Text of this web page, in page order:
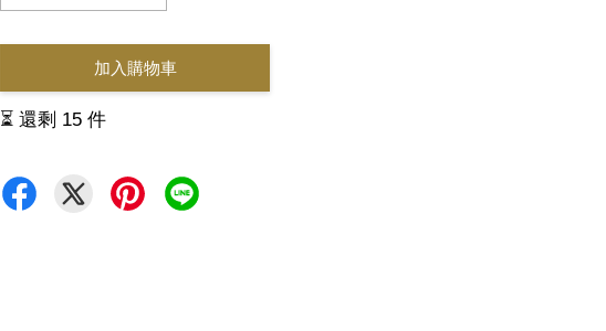
加入購物車
⏳ 還剩 15 件